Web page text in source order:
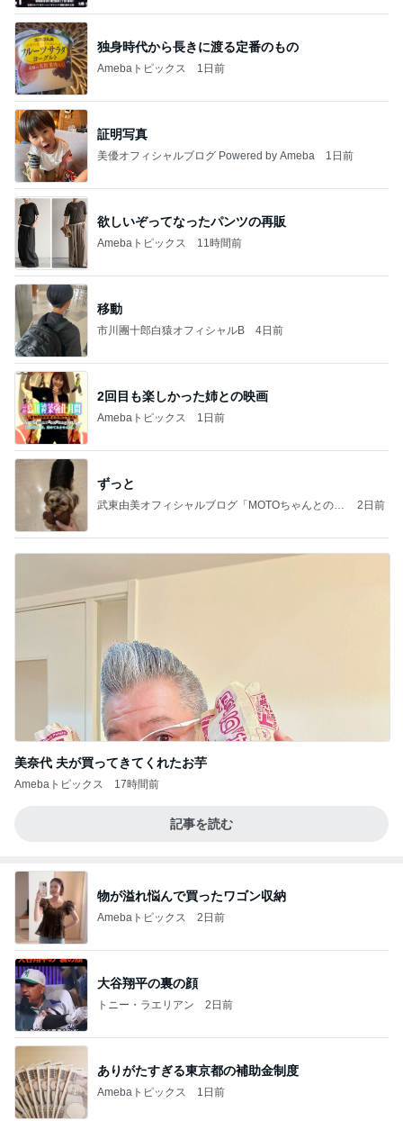
独身時代から長きに渡る定番のもの
Amebaトピックス 1日前
証明写真
美優オフィシャルブログ Powered by Ameba 1日前
欲しいぞってなったパンツの再販
Amebaトピックス 11時間前
移動
市川團十郎白猿オフィシャルB 4日前
2回目も楽しかった姉との映画
Amebaトピックス 1日前
ずっと
武東由美オフィシャルブログ「MOTOちゃんとのは
2日前
美奈代 夫が買ってきてくれたお芋
Amebaトピックス 17時間前
記事を読む
物が溢れ悩んで買ったワゴン収納
Amebaトピックス 2日前
大谷翔平の裏の顔
トニー・ラエリアン 2日前
ありがたすぎる東京都の補助金制度
Amebaトピックス 1日前